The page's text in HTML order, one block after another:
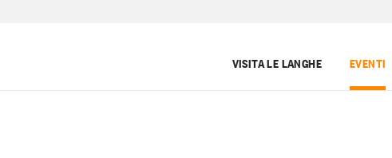
VISITA LE LANGHE EVENTI